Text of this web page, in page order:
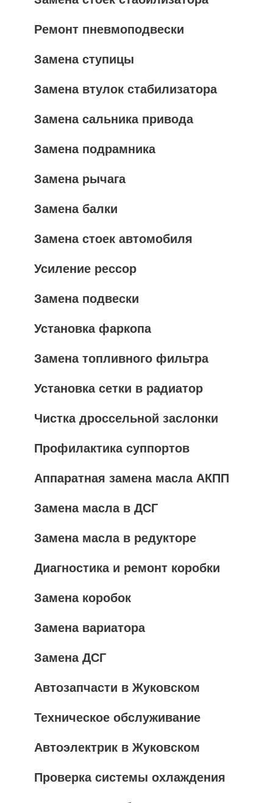
Ремонт пневмоподвески
Замена ступицы
Замена втулок стабилизатора
Замена сальника привода
Замена подрамника
Замена рычага
Замена балки
Замена стоек автомобиля
Усиление рессор
Замена подвески
Установка фаркопа
Замена топливного фильтра
Установка сетки в радиатор
Чистка дроссельной заслонки
Профилактика суппортов
Аппаратная замена масла АКПП
Замена масла в ДСГ
Замена масла в редукторе
Диагностика и ремонт коробки
Замена коробок
Замена вариатора
Замена ДСГ
Автозапчасти в Жуковском
Техническое обслуживание
Автоэлектрик в Жуковском
Проверка системы охлаждения